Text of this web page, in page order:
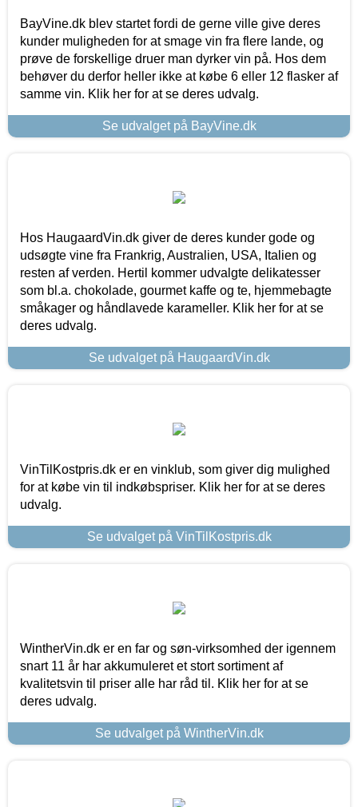
BayVine.dk blev startet fordi de gerne ville give deres
kunder muligheden for at smage vin fra flere lande, og
prøve de forskellige druer man dyrker vin på. Hos dem
behøver du derfor heller ikke at købe 6 eller 12 flasker af
samme vin. Klik her for at se deres udvalg.
Se udvalget på BayVine.dk
Hos HaugaardVin.dk giver de deres kunder gode og
udsøgte vine fra Frankrig, Australien, USA, Italien og
resten af verden. Hertil kommer udvalgte delikatesser
som bl.a. chokolade, gourmet kaffe og te, hjemmebagte
småkager og håndlavede karameller. Klik her for at se
deres udvalg.
Se udvalget på HaugaardVin.dk
VinTilKostpris.dk er en vinklub, som giver dig mulighed
for at købe vin til indkøbspriser. Klik her for at se deres
udvalg.
Se udvalget på VinTilKostpris.dk
WintherVin.dk er en far og søn-virksomhed der igennem
snart 11 år har akkumuleret et stort sortiment af
kvalitetsvin til priser alle har råd til. Klik her for at se
deres udvalg.
Se udvalget på WintherVin.dk